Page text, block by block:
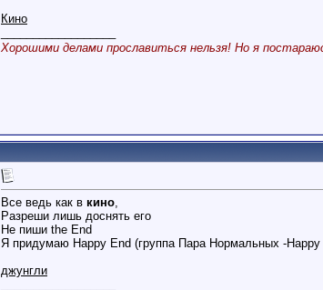
Кино
Хорошими делами прославиться нельзя! Но я
Все ведь как в кино,
Разреши лишь доснять его
Не пиши the End
Я придумаю Happy End (группа Пара Нормальных -Happy
джунгли